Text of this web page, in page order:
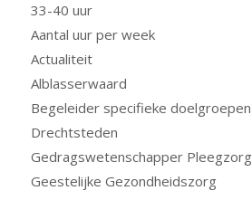
33-40 uur
Aantal uur per week
Actualiteit
Alblasserwaard
Begeleider specifieke doelgroepen
Drechtsteden
Gedragswetenschapper Pleegzorg
Geestelijke Gezondheidszorg